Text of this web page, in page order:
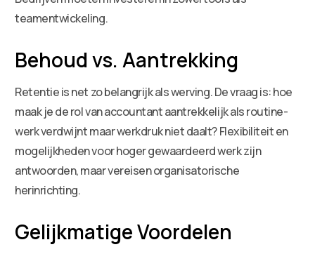
teamentwickeling.
Behoud vs. Aantrekking
Retentie is net zo belangrijk als werving. De vraag is: hoe
maak je de rol van accountant aantrekkelijk als routine-
werk verdwijnt maar werkdruk niet daalt? Flexibiliteit en
mogelijkheden voor hoger gewaardeerd werk zijn
antwoorden, maar vereisen organisatorische
herinrichting.
Gelijkmatige Voordelen